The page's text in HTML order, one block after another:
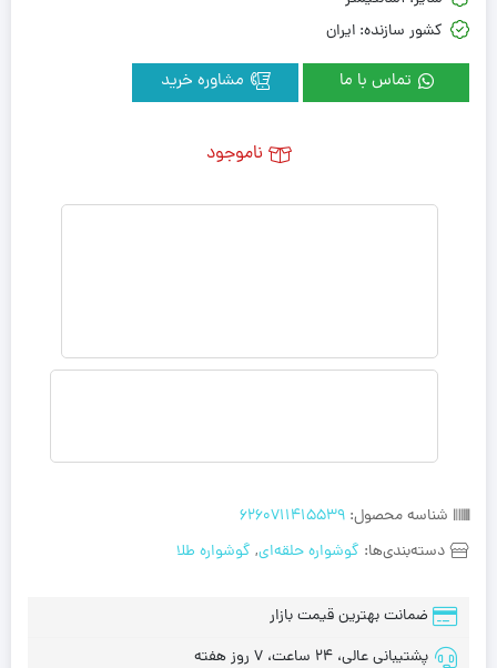
شناسه محصول: 6260711415539
دسته‌بندی‌ها: گوشواره حلقه‌ای, گوشواره طلا
کشور سازنده: ایران
تماس با ما
ضمانت بهترین قیمت بازار
پشتیبانی عالی، 24 ساعت، 7 روز هفته
ناموجود